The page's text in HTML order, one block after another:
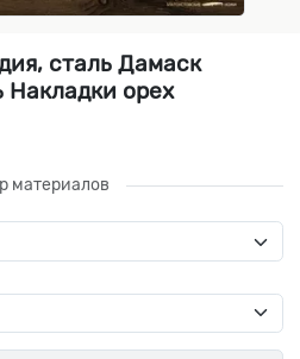
сталь Дамаск
Накладки орех
материалов